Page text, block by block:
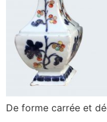
De forme carrée et